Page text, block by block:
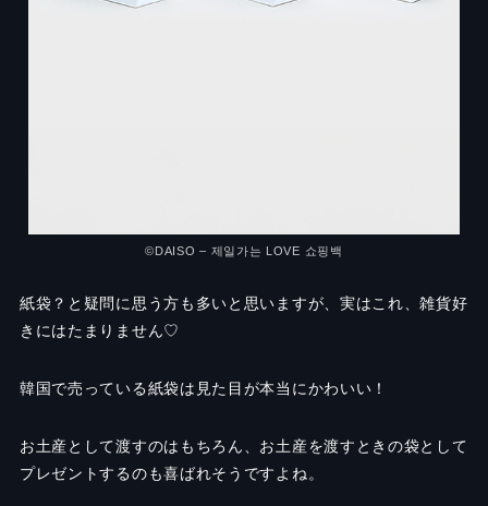
©DAISO – 제일가는 LOVE 쇼핑백
紙袋？と疑問に思う方も多いと思いますが、実はこれ、雑貨好
きにはたまりません♡
韓国で売っている紙袋は見た目が本当にかわいい！
お土産として渡すのはもちろん、お土産を渡すときの袋として
プレゼントするのも喜ばれそうですよね。